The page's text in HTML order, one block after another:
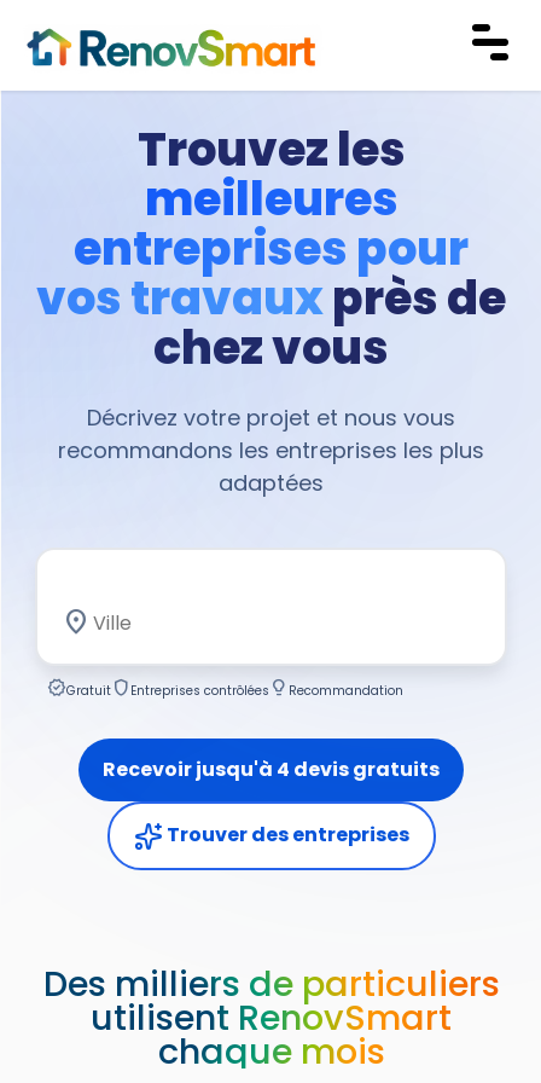
Trouvez les
meilleures
entreprises pour
vos travauxprès de
chez vous
Décrivez votre projet et nous vous
recommandons les entreprises les plus
adaptées
location_on
verifiedGratuit shield Entreprises contrôlées lightbulb_2 Recommandation
Recevoir jusqu'à 4 devis gratuits
Trouver des entreprises
Des milliers de particuliers
utilisent RenovSmart
chaque mois